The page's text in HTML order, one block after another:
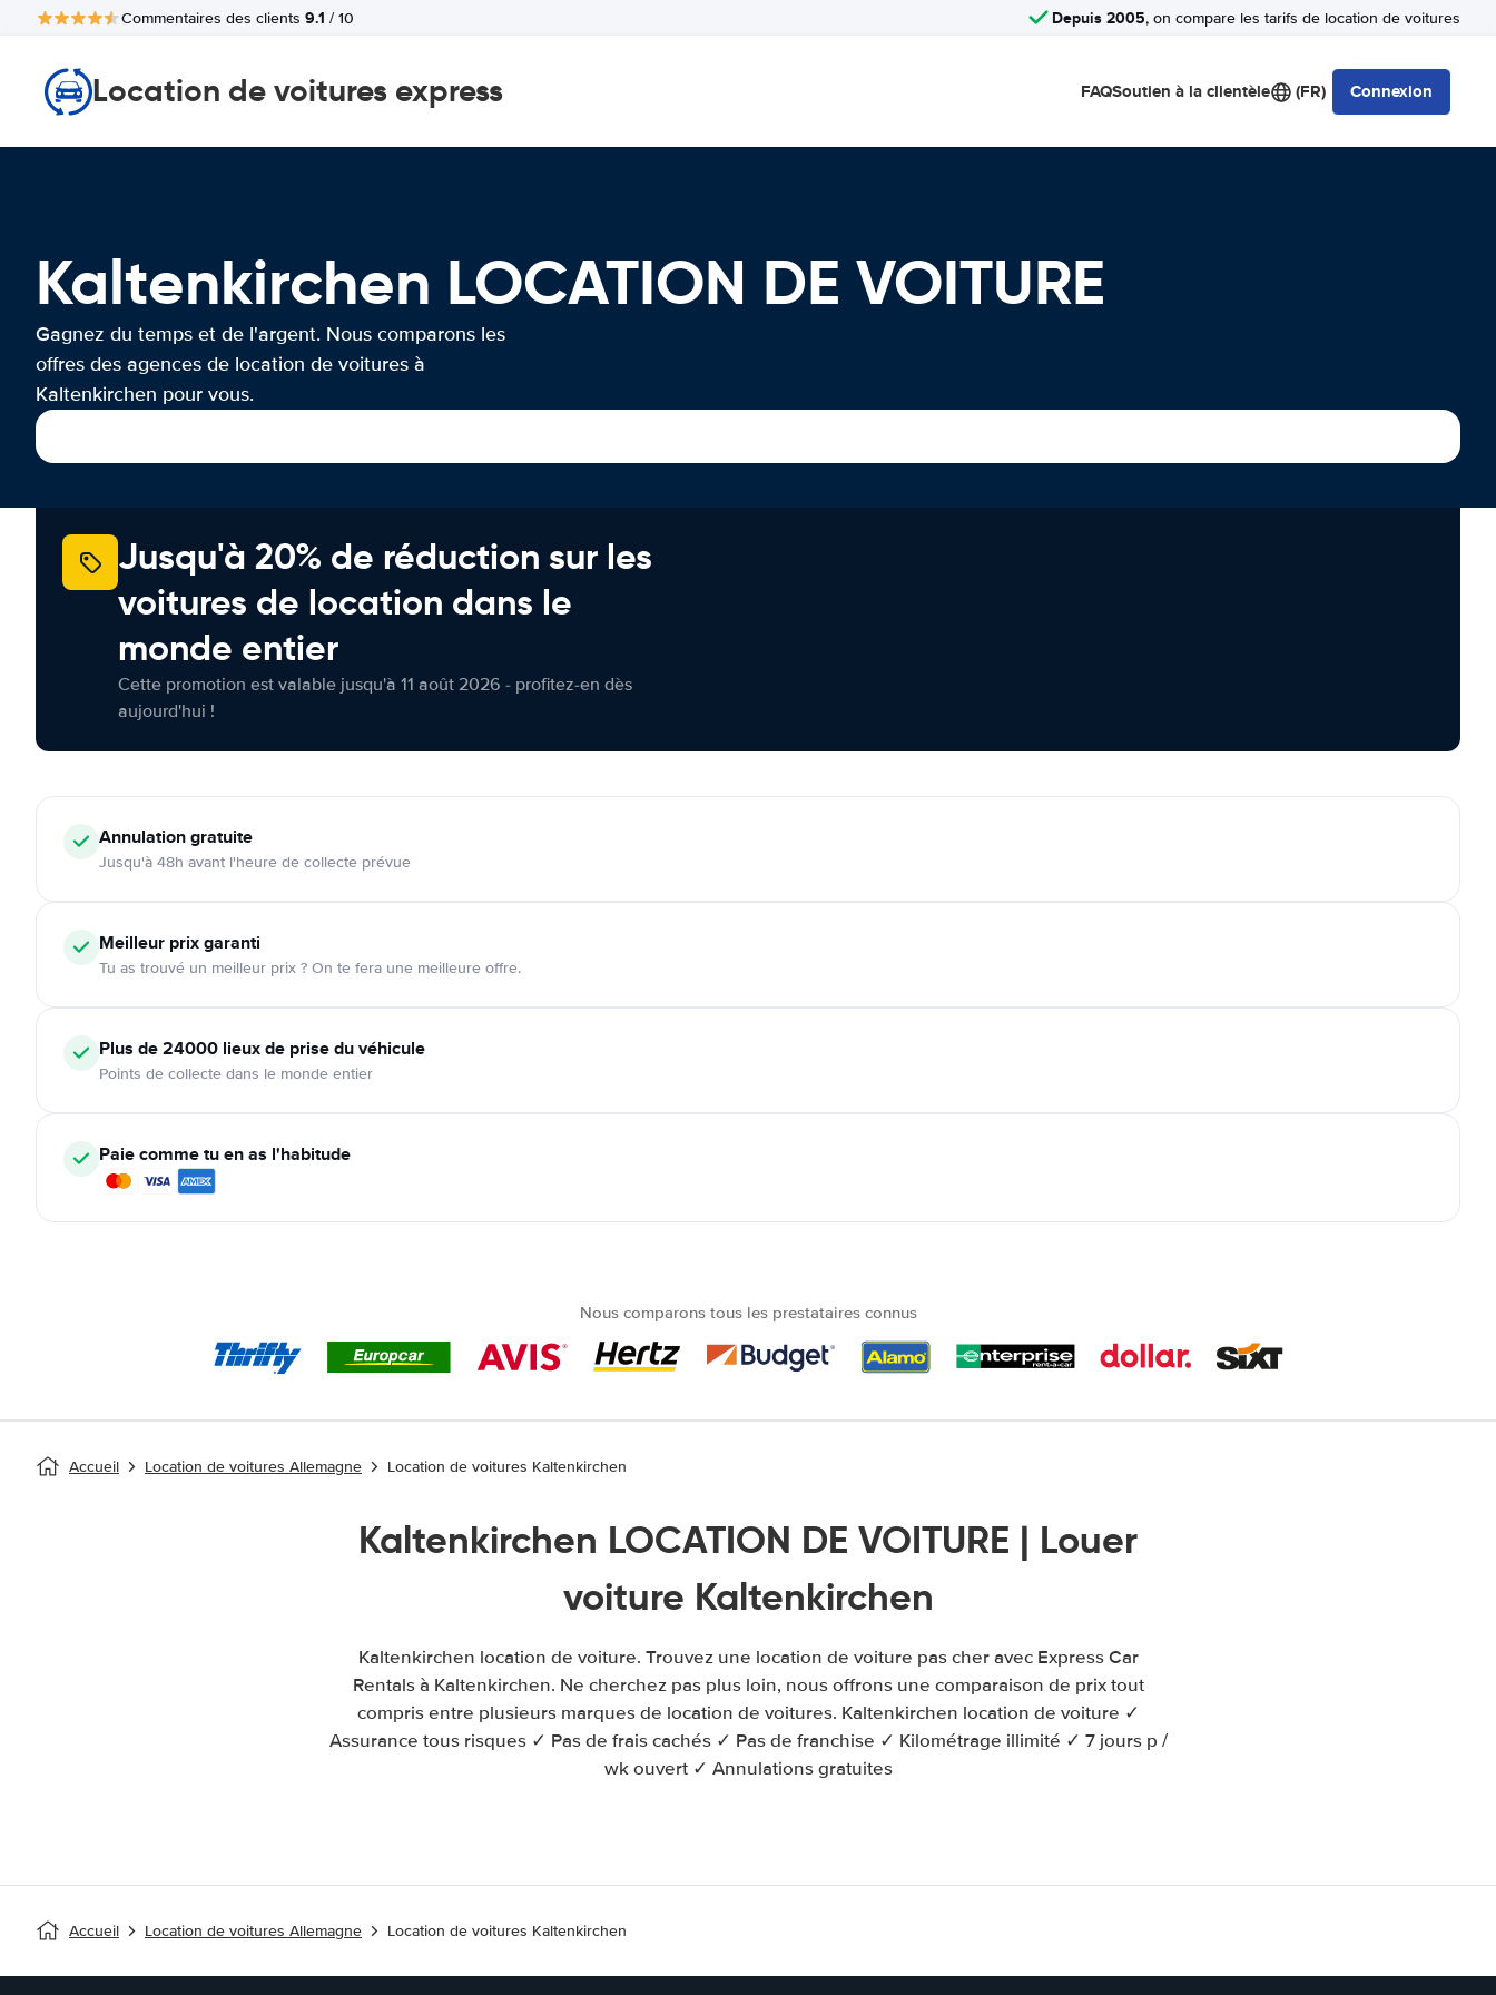
Commentaires des clients 9.1 / 10 Depuis 2005, on compare les tarifs de location de voitures
Location de voitures express FAQSoutien à la clientèle (FR) Connexion
Kaltenkirchen LOCATION DE VOITURE
Gagnez du temps et de l'argent. Nous comparons les
offres des agences de location de voitures à
Kaltenkirchen pour vous.
Jusqu'à 20% de réduction sur les
voitures de location dans le
monde entier
Cette promotion est valable jusqu'à 11 août 2026 - profitez-en dès
aujourd'hui !
Annulationgratuite
Jusqu'à 48h avant l'heure de collecte prévue
Meilleur prix garanti
Tu as trouvé un meilleur prix ? On te fera une meilleure offre.
Plus de 24000 lieux de prise du véhicule
Points de collecte dans le monde entier
Paie comme tu en as l'habitude
Nous comparons tous les prestataires connus
Accueil Location de voitures Allemagne Location de voitures Kaltenkirchen
Kaltenkirchen LOCATION DE VOITURE | Louer
voiture Kaltenkirchen
Kaltenkirchen location de voiture. Trouvez une location de voiture pas cher avec Express Car
Rentals à Kaltenkirchen. Ne cherchez pas plus loin, nous offrons une comparaison de prix tout
compris entre plusieurs marques de location de voitures. Kaltenkirchen location de voiture ✓
Assurance tous risques ✓ Pas de frais cachés ✓ Pas de franchise ✓ Kilométrage illimité ✓ 7 jours p /
wk ouvert ✓ Annulations gratuites
Accueil Location de voitures Allemagne Location de voitures Kaltenkirchen